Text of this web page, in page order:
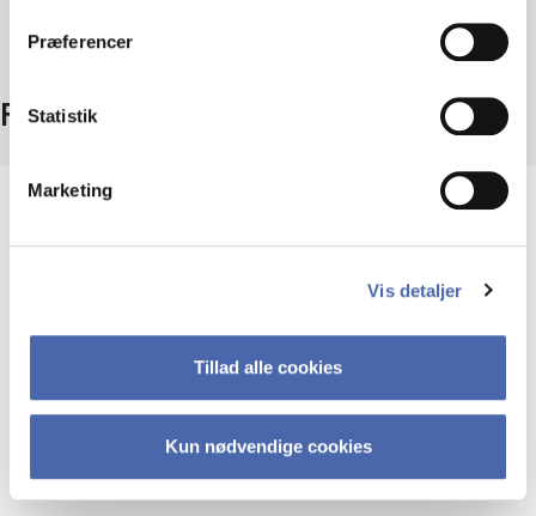
Præferencer
Statistik
Marketing
Vis detaljer
Tillad alle cookies
Kun nødvendige cookies
Fakta
Bachelor
ECTS